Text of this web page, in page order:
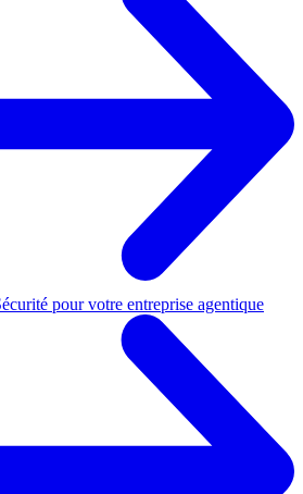
pour votre entreprise agentique